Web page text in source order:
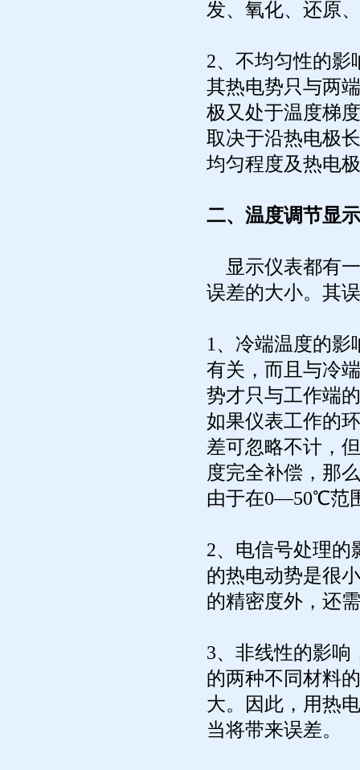
发、氧化、还原
2、不均匀性的影
其热电势只与两
极又处于温度梯
取决于沿热电极
均匀程度及热电
二、温度调节显
显示仪表都有
误差的大小。其
1、冷端温度的
有关，而且与冷
势才只与工作端
如果仪表工作的
差可忽略不计，
度完全补偿，那
由于在0—50℃范
2、电信号处理的
的热电动势是很
的精密度外，还
3、非线性的影响
的两种不同材料
大。因此，用热
当将带来误差。